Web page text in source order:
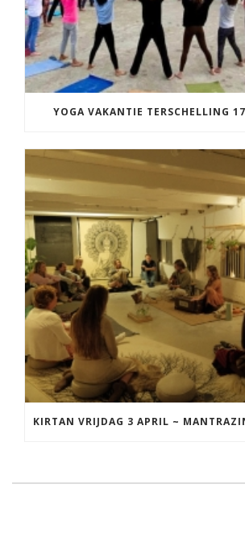
YOGA VAKANTIE TERSCHELLING